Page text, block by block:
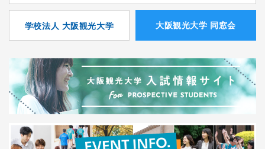
学校法人 大阪観光大学 ⼤阪観光⼤学 同窓会